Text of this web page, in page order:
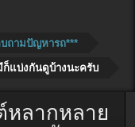
ถามปัญหารถ***
แบ่งกันดูบ้างนะครับ
หลากหลาย